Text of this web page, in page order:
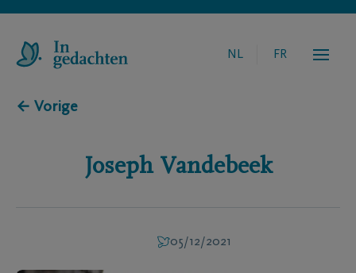
NL FR
← Vorige
Joseph Vandebeek
05/12/2021